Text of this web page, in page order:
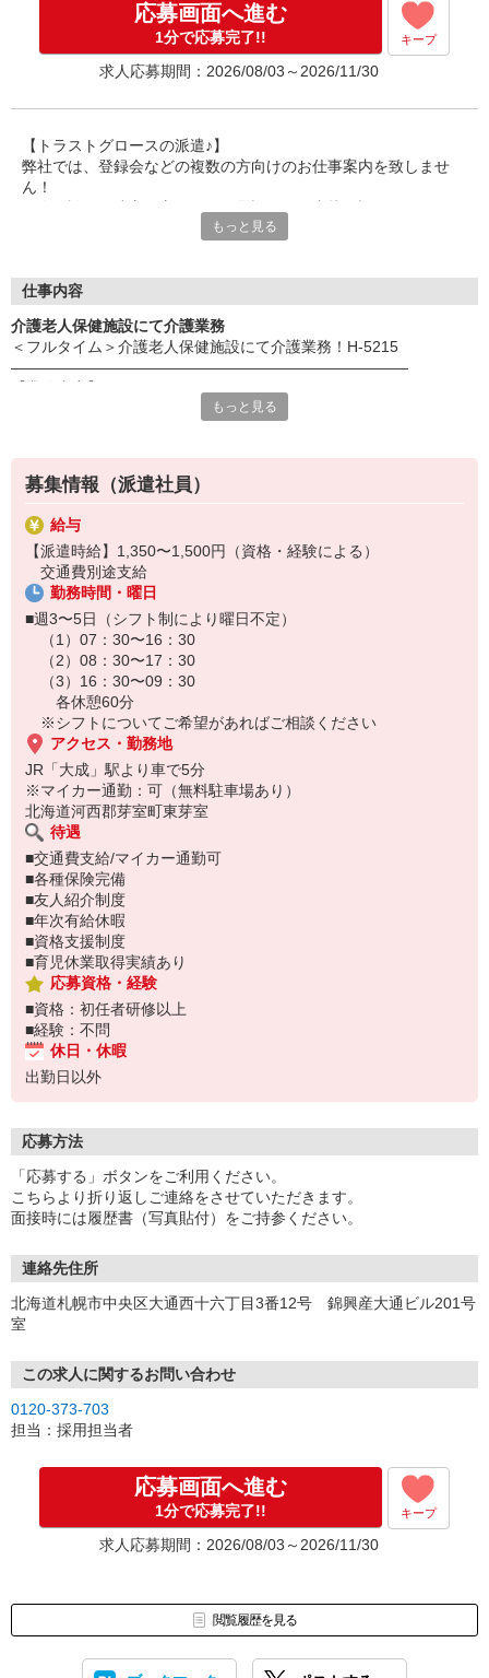
応募画面へ進む
1分で応募完了!! キープ
求人応募期間：2026/08/03～2026/11/30
【トラストグロースの派遣♪】
弊社では、登録会などの複数の方向けのお仕事案内を致しませ
ん！
だき、スタッフ様の希望を最大限考慮してお仕事のご提案を行っ
更に！就業中のフォローアップも万全！企業と求職者のかけ橋に
《応募の流れ》
Web又は電話応募
弊社応募担当からの電話で希望条件確認
企業とのマッチング
↓
弊社担当との面談＋企業との面談
↓
双方合意の元就業開始♪
※万が一スタッフ様の条件と企業の希望がマッチングしなかった
場合でも、別のお仕事探しを速やかに行います！
もっと見る
仕事内容
介護老人保健施設にて介護業務
＜フルタイム＞介護老人保健施設にて介護業務！H-5215
――――――――――――――――――――――――――
介護老人保健施設にて入浴、食事、排泄などの
＊定員：100名
＊幅広い年代の方が活躍中
――――――――――――――――――――――――――
【採用までの流れ】
応募後は、電話で応募者様の情報や希望条件などをヒアリング！
その後、履歴書を回収します（WebまたはFAX）。
企業との面談から採用までは数日お時間いただきます。
※履歴書はHPより簡単に作成できます！
⇒ https://www.trust-growth.co.jp/resume/
――――――――――――――――――――――――――
※応募希望の方はお仕事ナンバーを応募時におっしゃってくださ
お仕事No.H-5215
もっと見る
募集情報（派遣社員）
給与
【派遣時給】1,350〜1,500円（資格・経験による）
交通費別途支給
勤務時間・曜日
■週3〜5日（シフト制により曜日不定）
（1）07：30〜16：30
（2）08：30〜17：30
（3）16：30〜09：30
各休憩60分
※シフトについてご希望があればご相談ください
アクセス・勤務地
JR「大成」駅より車で5分
※マイカー通勤：可（無料駐車場あり）
北海道河西郡芽室町東芽室
待遇
■交通費支給/マイカー通勤可
■各種保険完備
■友人紹介制度
■年次有給休暇
■資格支援制度
■育児休業取得実績あり
応募資格・経験
■資格：初任者研修以上
■経験：不問
休日・休暇
出勤日以外
応募方法
「応募する」ボタンをご利用ください。
こちらより折り返しご連絡をさせていただきます。
面接時には履歴書（写真貼付）をご持参ください。
連絡先住所
北海道札幌市中央区大通西十六丁目3番12号 錦興産大通ビル201号
室
この求人に関するお問い合わせ
0120-373-703
担当：採用担当者
応募画面へ進む
1分で応募完了!! キープ
求人応募期間：2026/08/03～2026/11/30
閲覧履歴を見る